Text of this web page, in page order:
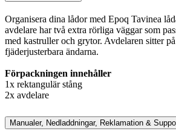
Organisera dina lådor med Epoq Tavinea
avdelare har två extra rörliga väggar som
med kastruller och grytor. Avdelaren sitter
fjäderjusterbara ändarna.
Förpackningen innehåller
1x rektangulär stång
2x avdelare
Manualer, Nedladdningar, Reklamation &